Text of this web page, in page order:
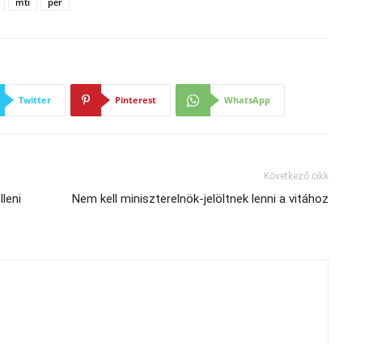
Twitter Pinterest WhatsApp
Következő cikk
Nem kell miniszterelnök-jelöltnek lenni a vitához